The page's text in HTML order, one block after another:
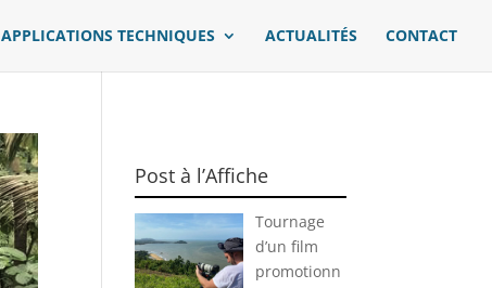
APPLICATIONS TECHNIQUES ACTUALITÉS CONTACT
Post à l’Affiche
Tournage
d’un film
promotionn